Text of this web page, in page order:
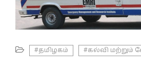
#தமிழகம் #கல்வி மற்றும்